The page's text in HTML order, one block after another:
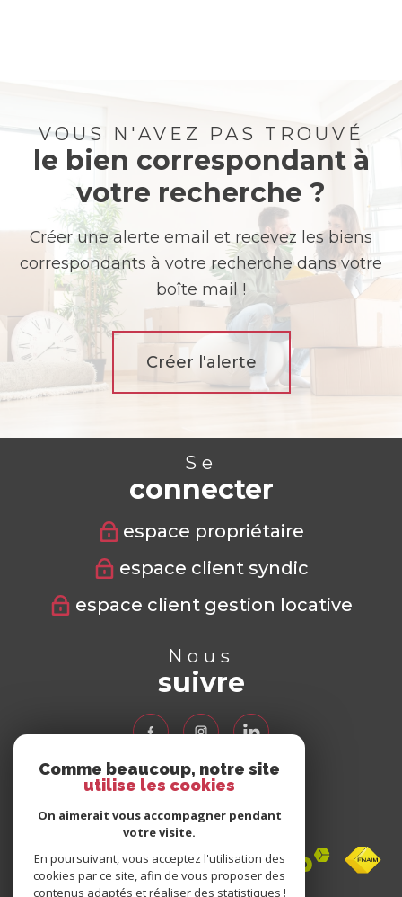
VOUS N'AVEZ PAS TROUVÉ
le bien correspondant à
votre recherche ?
Créer une alerte email et recevez les biens
correspondants à votre recherche dans votre
boîte mail !
Créer l'alerte
Se
connecter
espace propriétaire
espace client syndic
espace client gestion locative
Nous
suivre
Nous
adhérons
Comme beaucoup, notre site
utilise les cookies
On aimerait vous accompagner pendant
votre visite.
En poursuivant, vous acceptez l'utilisation des
cookies par ce site, afin de vous proposer des
contenus adaptés et réaliser des statistiques !